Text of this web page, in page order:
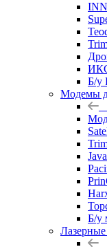
Б/у
Модемы
Б/у